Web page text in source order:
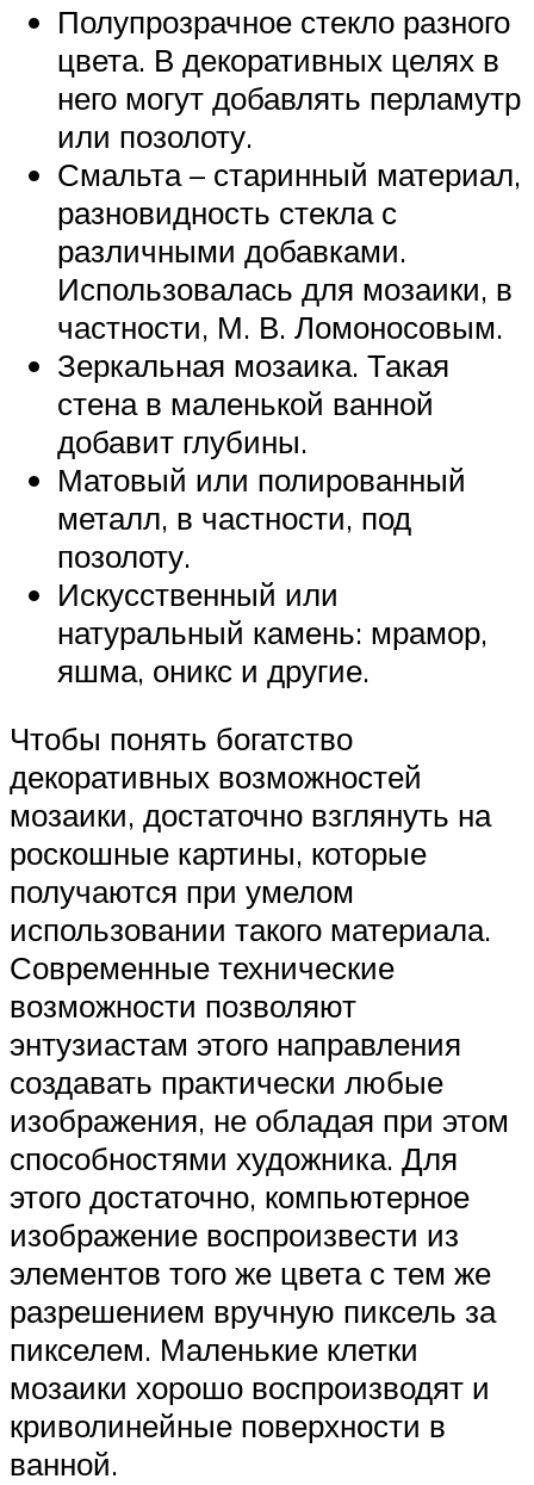
Полупрозрачное стекло разного
цвета. В декоративных целях в
него могут добавлять перламутр
или позолоту.
Смальта – старинный материал,
разновидность стекла с
различными добавками.
Использовалась для мозаики, в
частности, М. В. Ломоносовым.
Зеркальная мозаика. Такая
стена в маленькой ванной
добавит глубины.
Матовый или полированный
металл, в частности, под
позолоту.
Искусственный или
натуральный камень: мрамор,
яшма, оникс и другие.
Чтобы понять богатство
декоративных возможностей
мозаики, достаточно взглянуть на
роскошные картины, которые
получаются при умелом
использовании такого материала.
Современные технические
возможности позволяют
энтузиастам этого направления
создавать практически любые
изображения, не обладая при этом
способностями художника. Для
этого достаточно, компьютерное
изображение воспроизвести из
элементов того же цвета с тем же
разрешением вручную пиксель за
пикселем. Маленькие клетки
мозаики хорошо воспроизводят и
криволинейные поверхности в
ванной.